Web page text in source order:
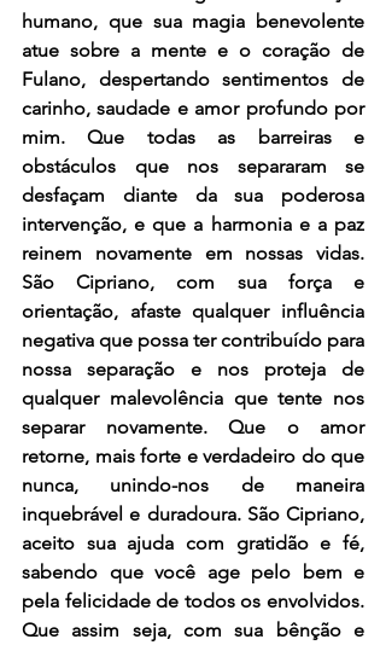
humano, que sua magia benevolente
atue sobre a mente e o coração de
Fulano, despertando sentimentos de
carinho, saudade e amor profundo por
mim. Que todas as barreiras e
obstáculos que nos separaram se
desfaçam diante da sua poderosa
intervenção, e que a harmonia e a paz
reinem novamente em nossas vidas.
São Cipriano, com sua força e
orientação, afaste qualquer influência
negativa que possa ter contribuído para
nossa separação e nos proteja de
qualquer malevolência que tente nos
separar novamente. Que o amor
retorne, mais forte e verdadeiro do que
nunca, unindo-nos de maneira
inquebrável e duradoura. São Cipriano,
aceito sua ajuda com gratidão e fé,
sabendo que você age pelo bem e
pela felicidade de todos os envolvidos.
Que assim seja, com sua bênção e